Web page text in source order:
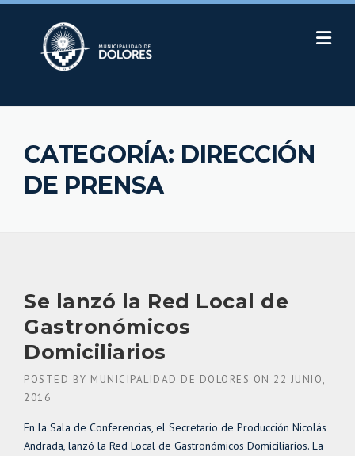
Skip
CATEGORÍA: DIRECCIÓN
DE PRENSA
Se lanzó la Red Local de
Gastronómicos
Domiciliarios
POSTED BY MUNICIPALIDAD DE DOLORES ON 22 JUNIO,
2016
En la Sala de Conferencias, el Secretario de Producción Nicolás
Andrada, lanzó la Red Local de Gastronómicos Domiciliarios. La